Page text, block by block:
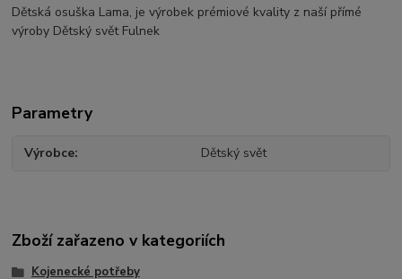
Dětská osuška Lama, je výrobek prémiové kvality z naší přímé
výroby Dětský svět Fulnek
Parametry
Výrobce Dětský svět
Zboží zařazeno v kategoriích
Kojenecké potřeby